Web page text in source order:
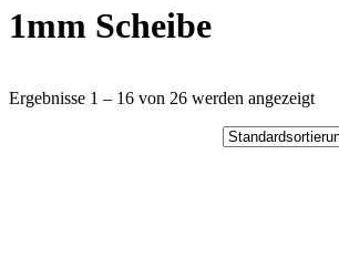
1mm Scheibe
Ergebnisse 1 – 16 von 26 werden angezeigt